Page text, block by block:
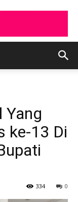
Yang
ke-13 Di
0
334